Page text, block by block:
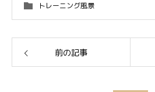
トレーニング風景
前の記事